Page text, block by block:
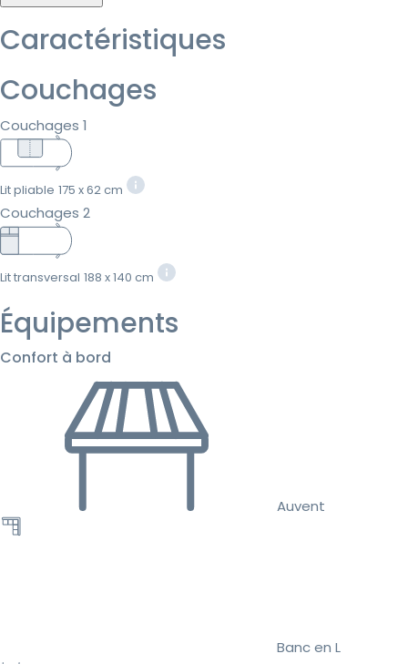
Caractéristiques
Couchages
Couchages 1
Lit pliable 175 x 62 cm
Couchages 2
Lit transversal 188 x 140 cm
Équipements
Confort à bord
Auvent
Banc en L